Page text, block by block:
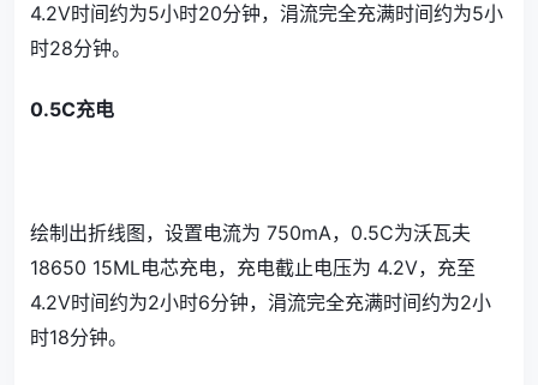
4.2V时间约为5小时20分钟，涓流完全充满时间约为5小
时28分钟。
0.5C充电
绘制出折线图，设置电流为 750mA，0.5C为沃瓦夫
18650 15ML电芯充电，充电截止电压为 4.2V，充至
4.2V时间约为2小时6分钟，涓流完全充满时间约为2小
时18分钟。